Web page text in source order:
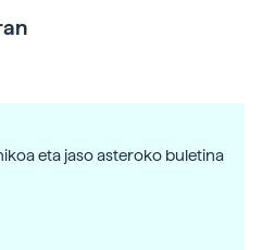
eta jaso asteroko buletina